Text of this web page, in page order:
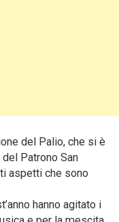
del Palio, che si è
Patrono San
aspetti che sono
hanno agitato i